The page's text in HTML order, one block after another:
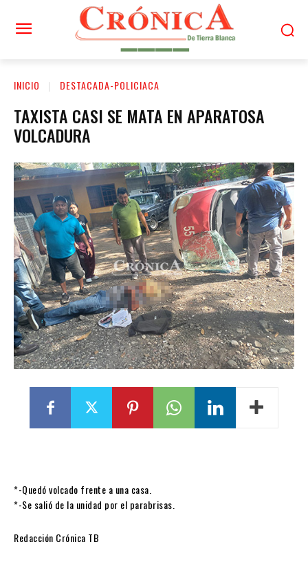
INICIO DESTACADA-POLICIACA
TAXISTA CASI SE MATA EN APARATOSA
VOLCADURA
*-Quedó volcado frente a una casa.
*-Se salió de la unidad por el parabrisas.
Redacción Crónica TB